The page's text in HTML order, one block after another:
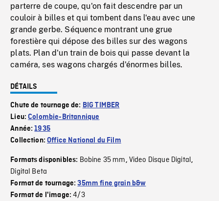
parterre de coupe, qu'on fait descendre par un
couloir à billes et qui tombent dans l'eau avec une
grande gerbe. Séquence montrant une grue
forestière qui dépose des billes sur des wagons
plats. Plan d'un train de bois qui passe devant la
caméra, ses wagons chargés d'énormes billes.
DÉTAILS
Chute de tournage de: BIG TIMBER
Lieu:Colombie-Britannique
Année:1935
Collection:Office National du Film
Formats disponibles: Bobine 35 mm, Video Disque Digital,
Digital Beta
Format de tournage:35mm fine grain b&w
Format de l'image:4/3